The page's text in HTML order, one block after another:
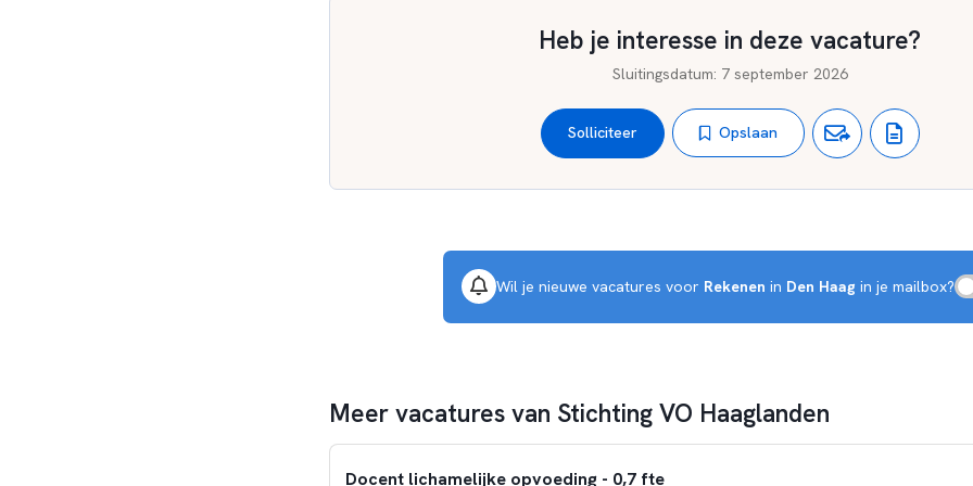
✅ Dat je focus ligt op het leren van leerlingen.
✅ Dat je hoge verwachtingen hebt van alle leerlingen.
✅ Dat je het beste met onze leerlingen voor hebt.
Ben jij klaar om je onderwijshart in te zetten voor onze leerlingen?
Wacht niet langer
Heb je interesse in deze vacature?
Sluitingsdatum: 7 september 2026
Solliciteer Opslaan
Wil je nieuwe vacatures voor Rekenen in Den Haag in je mailbox?
Meer vacatures van Stichting VO Haaglanden
Docent lichamelijke opvoeding - 0,7 fte